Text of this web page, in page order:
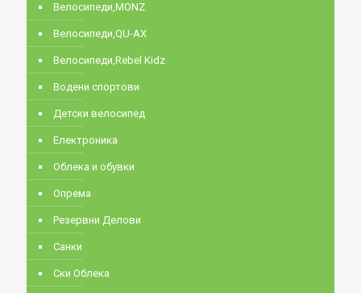
Велосипеди,MONZ
Велосипеди,QU-AX
Велосипеди,Rebel Kidz
Водени спортови
Детски велосипед
Електроника
Облека и обувки
Опрема
Резервни Делови
Санки
Ски Облека